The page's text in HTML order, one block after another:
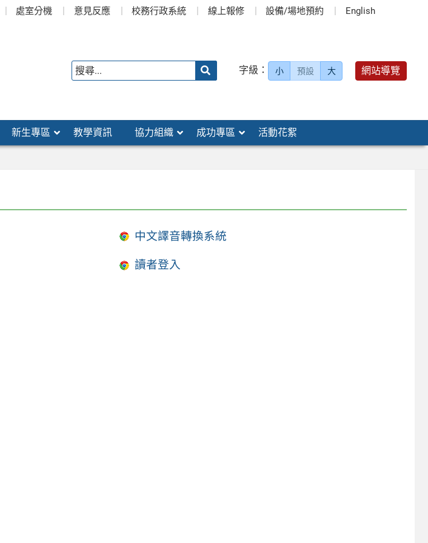
處室分機 意見反應 校務行政系統 線上報修 設備/場地預約 English
字級： 小 預設 大 網站導覽
新生專區 教學資訊 協力組織 成功專區 活動花絮
中文譯音轉換系統
讀者登入